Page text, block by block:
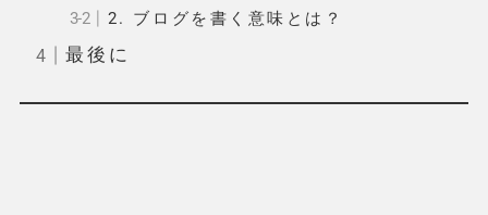
2. ブログを書く意味とは？
最後に